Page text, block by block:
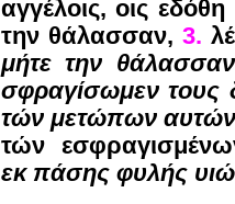
αγγέλοις, οις
την θάλασσαν, 3.
μήτε την
σφραγίσωμεν τους
τών μετώπων
τών
εκ πάσης φυλής